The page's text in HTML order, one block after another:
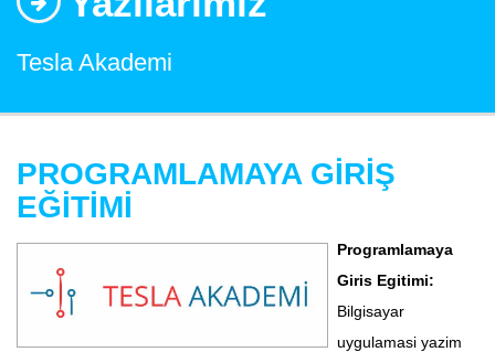
Tesla Akademi
PROGRAMLAMAYA GİRİŞ
EĞİTİMİ
Programlamaya
Giris Egitimi:
Bilgisayar
uygulamasi yazim